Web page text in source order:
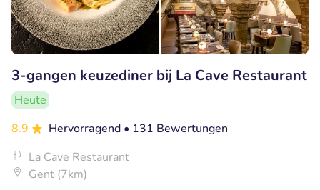
3-gangen keuzediner bij La Cave Restaurant
Heute
8.9
Hervorragend • 131 Bewertungen
La Cave Restaurant
Gent (7km)